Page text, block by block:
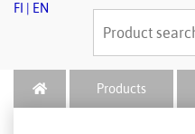
FI EN
Products